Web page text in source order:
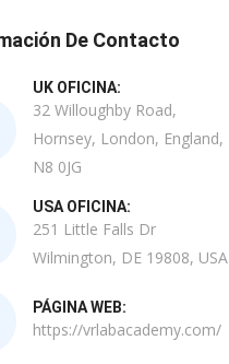
De Contacto
UK OFICINA:
32 Willoughby Road,
Hornsey, London, England,
N8 0JG
USA OFICINA:
251 Little Falls Dr
Wilmington, DE 19808, USA
PÁGINA WEB:
https://vrlabacademy.com/